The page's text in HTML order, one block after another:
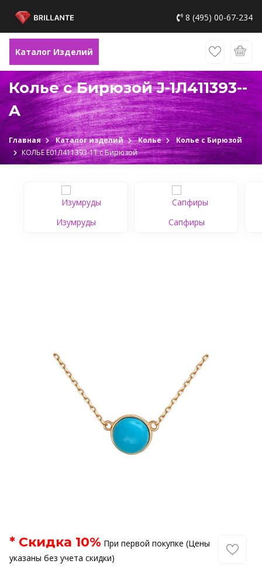
8 (495) 00-67-234
Каталог Изделий
Колье с Бирюзой J-1Л411393--
A
Главная Каталог изделий Колье
Колье с Бирюзой
КОЛЬЕ Е01Л411393-1Т c Бирюзой
Изумруды Сапфиры
* Скидка 10% При первой покупке (Цены
указаны без учета скидки)